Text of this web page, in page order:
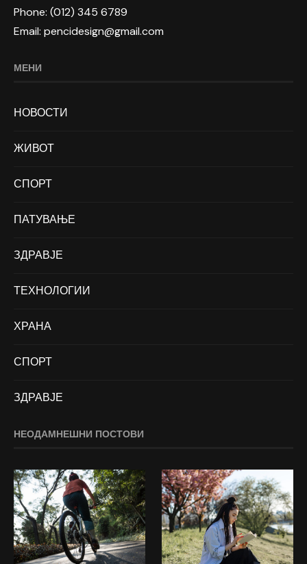
Phone: (012) 345 6789
Email: pencidesign@gmail.com
МЕНИ
НОВОСТИ
ЖИВОТ
СПОРТ
ПАТУВАЊЕ
ЗДРАВЈЕ
ТЕХНОЛОГИИ
ХРАНА
СПОРТ
ЗДРАВЈЕ
НЕОДАМНЕШНИ ПОСТОВИ